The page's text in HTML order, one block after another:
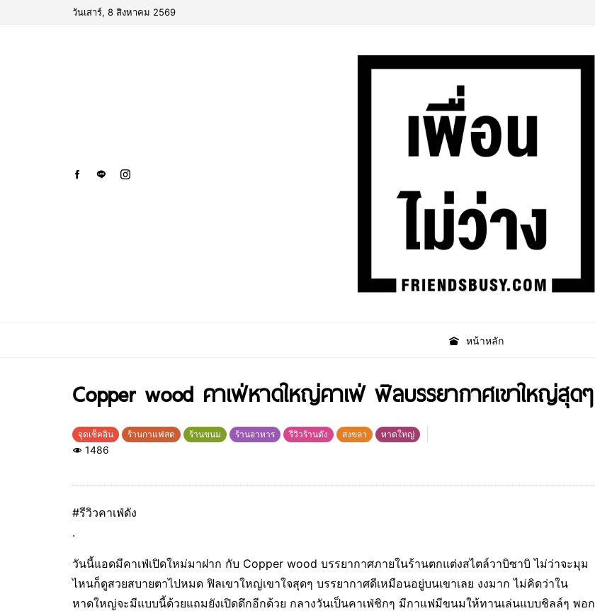
วันเสาร์, 8 สิงหาคม 2569
หน้าหลัก
Copper wood คาเฟ่หาดใหญ่คาเฟ่ ฟิลบรรยากาศเขาใหญ่สุดๆ
จุดเช็คอิน ร้านกาแฟสด ร้านขนม ร้านอาหาร รีวิวร้านดัง สงขลา หาดใหญ่
1486
#รีวิวคาเฟ่ดัง
.
วันนี้แอดมีคาเฟ่เปิดใหม่มาฝาก กับ Copper wood บรรยากาศภายในร้านตกแต่งสไตล์วาบิซาบิ ไม่ว่าจะมุม
ไหนก็ดูสวยสบายตาไปหมด ฟิลเขาใหญ่เขาใจสุดๆ บรรยากาศดีเหมือนอยู่บนเขาเลย งงมาก ไม่คิดว่าใน
หาดใหญ่จะมีแบบนี้ด้วยแถมยังเปิดดึกอีกด้วย กลางวันเป็นคาเฟ่ชิกๆ มีกาแฟมีขนมให้ทานเล่นแบบชิลล์ๆ พอก